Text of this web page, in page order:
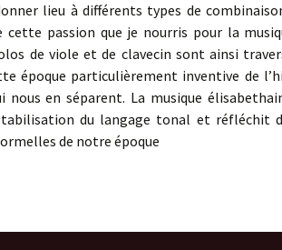
lieu à différents types de
cette passion que je nourris pour la
de viole et de clavecin sont ainsi
époque particulièrement inventive de
nous en séparent. La musique
du langage tonal et réfléchit
de notre époque